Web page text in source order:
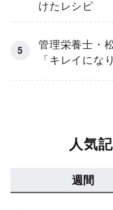
けたレシピ
管理栄養士・
「キレイにな
人気
週間